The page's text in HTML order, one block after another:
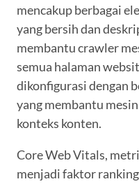
mencakup berbagai
yang bersih dan
membantu crawler
semua halaman
dikonfigurasi dengan
yang membantu
konteks konten.
Core Web Vitals,
menjadi faktor